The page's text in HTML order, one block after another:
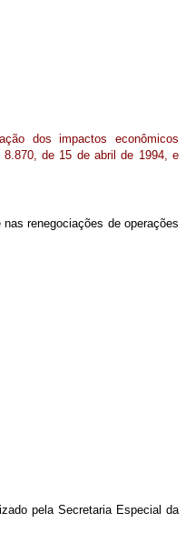
dos impactos econômicos
8.870, de 15 de abril de 1994, e
renegociações de operações
pela Secretaria Especial da